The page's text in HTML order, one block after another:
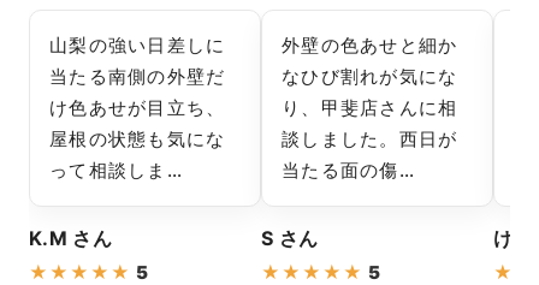
山梨の強い日差しに
当たる南側の外壁だ
け色あせが目立ち、
屋根の状態も気にな
って相談しま…
K.M さん
★ ★ ★ ★ ★ 5
外壁の色あせと細か
なひび割れが気にな
り、甲斐店さんに相
談しました。西日が
当たる面の傷…
S さん
★ ★ ★ ★ ★ 5
けん
★